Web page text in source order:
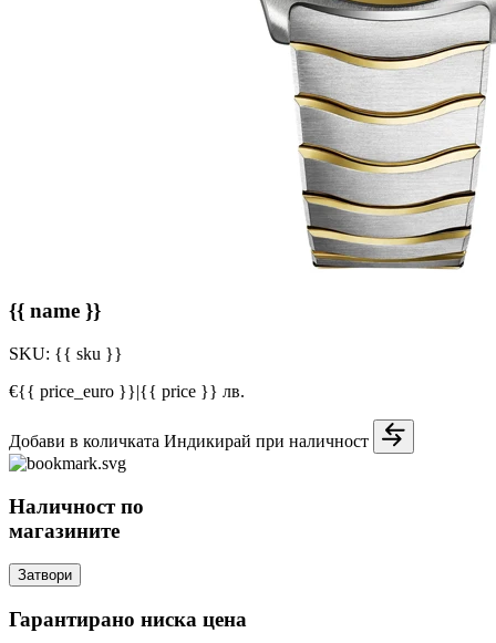
{{ name }}
SKU: {{ sku }}
€{{ price_euro }}|{{ price }} лв.
Добави в количката Индикирай при наличност
Наличност по
магазините
Затвори
Гарантирано ниска цена